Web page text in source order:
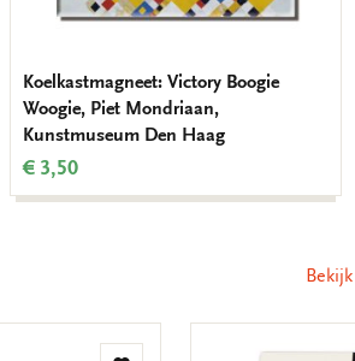
Koelkastmagneet: Victory Boogie
Woogie, Piet Mondriaan,
Kunstmuseum Den Haag
€ 3,50